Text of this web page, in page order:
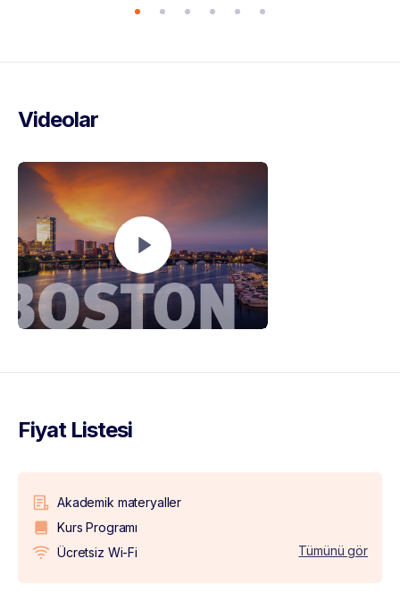
Videolar
Fiyat Listesi
Akademik materyaller
Kurs Programı
Ücretsiz Wi-Fi
Tümünü gör